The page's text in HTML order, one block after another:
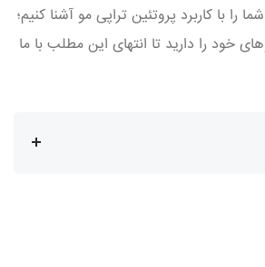
را با کاربرد پروتئین تراپی مو آشنا کنیم؛
خود را دارید تا انتهای این مطلب با ما